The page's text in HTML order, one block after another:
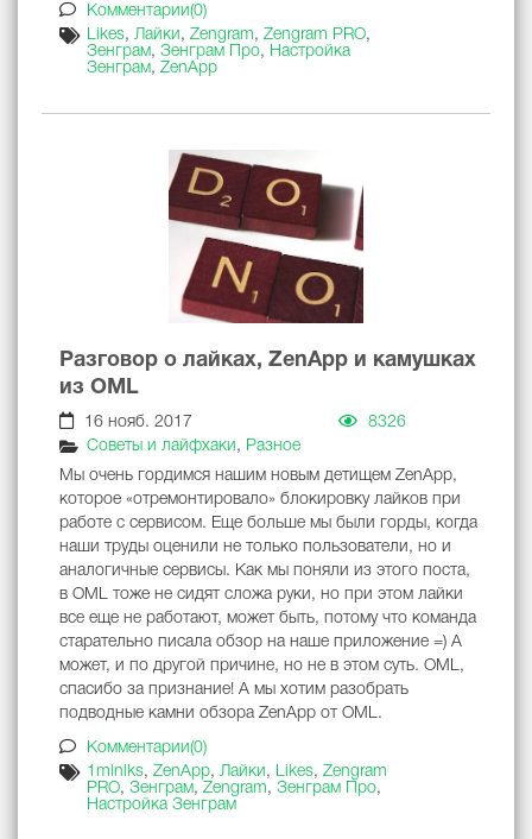
Комментарии(0)
Likes, Лайки , Zengram, Zengram PRO,
Зенграм, Зенграм Про, Настройка
Зенграм, ZenApp
Разговор о лайках, ZenApp и камушках
из OML
16 нояб. 2017
8326
Советы и лайфхаки , Разное
Мы очень гордимся нашим новым детищем ZenApp,
которое «отремонтировало» блокировку лайков при
работе с сервисом. Еще больше мы были горды, когда
наши труды оценили не только пользователи, но и
аналогичные сервисы. Как мы поняли из этого поста,
в OML тоже не сидят сложа руки, но при этом лайки
все еще не работают, может быть, потому что команда
старательно писала обзор на наше приложение =) А
может, и по другой причине, но не в этом суть. OML,
спасибо за признание! А мы хотим разобрать
подводные камни обзора ZenApp от OML.
Комментарии(0)
1mlnlks, ZenApp, Лайки , Likes, Zengram
PRO, Зенграм, Zengram, Зенграм Про,
Настройка Зенграм